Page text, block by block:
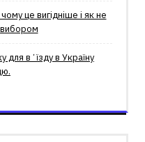
це вигідніше і як не
вʼїзду в Україну